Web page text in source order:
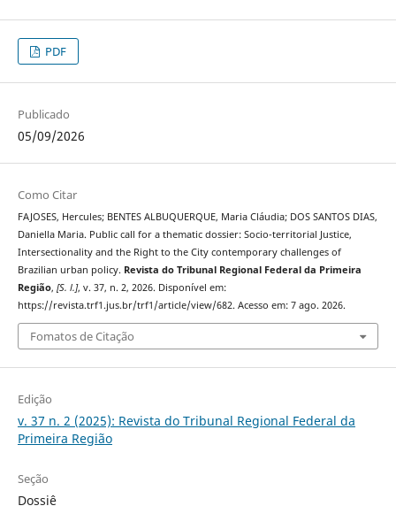
PDF
Publicado
05/09/2026
Como Citar
FAJOSES, Hercules; BENTES ALBUQUERQUE, Maria Cláudia; DOS SANTOS DIAS,
Daniella Maria. Public call for a thematic dossier: Socio-territorial Justice,
Intersectionality and the Right to the City contemporary challenges of
Brazilian urban policy. Revista do Tribunal Regional Federal da Primeira
Região, [S. l.], v. 37, n. 2, 2026. Disponível em:
https://revista.trf1.jus.br/trf1/article/view/682. Acesso em: 7 ago. 2026.
Fomatos de Citação
Edição
v. 37 n. 2 (2025): Revista do Tribunal Regional Federal da
Primeira Região
Seção
Dossiê